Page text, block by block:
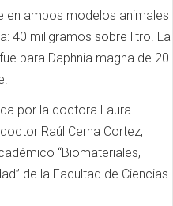
en ambos modelos animales
40 miligramos sobre litro. La
para Daphnia magna de 20
por la doctora Laura
Raúl Cerna Cortez,
“Biomateriales,
de la Facultad de Ciencias